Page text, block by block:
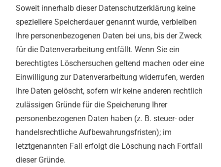
Soweit innerhalb dieser Datenschutzerklärung keine
speziellere Speicherdauer genannt wurde, verbleiben
Ihre personenbezogenen Daten bei uns, bis der Zweck
für die Datenverarbeitung entfällt. Wenn Sie ein
berechtigtes Löschersuchen geltend machen oder eine
Einwilligung zur Datenverarbeitung widerrufen, werden
Ihre Daten gelöscht, sofern wir keine anderen rechtlich
zulässigen Gründe für die Speicherung Ihrer
personenbezogenen Daten haben (z. B. steuer- oder
handelsrechtliche Aufbewahrungsfristen); im
letztgenannten Fall erfolgt die Löschung nach Fortfall
dieser Gründe.